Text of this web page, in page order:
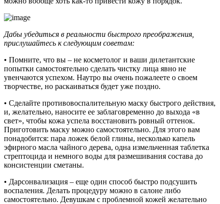
Дабы убедиться в реальности быстрого преображения,
прислушайтесь к следующим советам:
• Помните, что вы – не косметолог и ваши дилетантские
попытки самостоятельно сделать чистку лица явно не
увенчаются успехом. Наутро вы очень пожалеете о своем
творчестве, но раскаиваться будет уже поздно.
• Сделайте противовоспалительную маску быстрого действия,
и, желательно, наносите ее заблаговременно до выхода «в
свет», чтобы кожа успела восстановить ровный оттенок.
Приготовить маску можно самостоятельно. Для этого вам
понадобится: пара ложек белой глины, несколько капель
эфирного масла чайного дерева, одна измельченная таблетка
стрептоцида и немного воды для размешивания состава до
консистенции сметаны.
• Дарсонвализация – еще один способ быстро подсушить
воспаления. Делать процедуру можно в салоне либо
самостоятельно. Девушкам с проблемной кожей желательно